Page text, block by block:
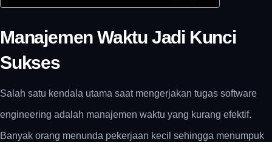
Manajemen Waktu Jadi Kunci
Sukses
Salah satu kendala utama saat mengerjakan tugas software
engineering adalah manajemen waktu yang kurang efektif.
Banyak orang menunda pekerjaan kecil sehingga menumpuk